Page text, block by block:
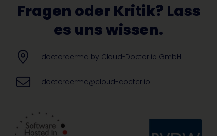
Fragen oder Kritik? Lass
es uns wissen.
doctorderma by Cloud-Doctor.io GmbH
doctorderma@cloud-doctor.io